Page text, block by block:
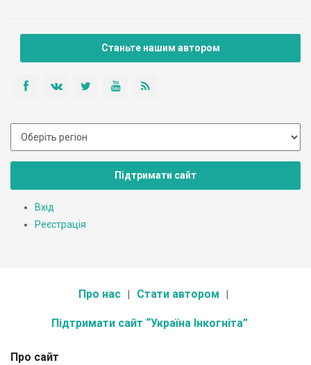
Станьте нашим автором
Підтримати сайт
Вхід
Реєстрація
Про нас Стати автором
Підтримати сайт “Україна Інкогніта”
Про сайт